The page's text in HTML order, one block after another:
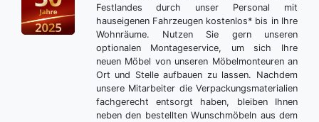
Festlandes durch unser Personal mit
hauseigenen Fahrzeugen kostenlos* bis in Ihre
Wohnräume. Nutzen Sie gern unseren
optionalen Montageservice, um sich Ihre
neuen Möbel von unseren Möbelmonteuren an
Ort und Stelle aufbauen zu lassen. Nachdem
unsere Mitarbeiter die Verpackungsmaterialien
fachgerecht entsorgt haben, bleiben Ihnen
neben den bestellten Wunschmöbeln aus dem